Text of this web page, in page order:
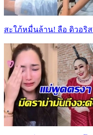
สะใภ้หมื่นล้าน! ลือ ดิวอริส